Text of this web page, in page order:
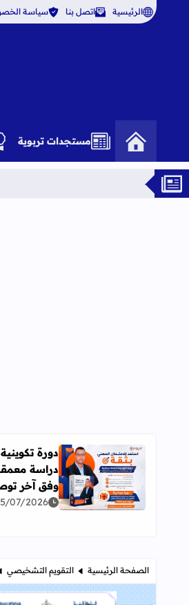
الرئيسية اتصل بنا سياسة
مستجدات تربوية
اقرأ المزيد عن دورة
دورة
دراسة
وفق آخر
07/2026
الصفحة الرئيسية التقويم التشخيصي